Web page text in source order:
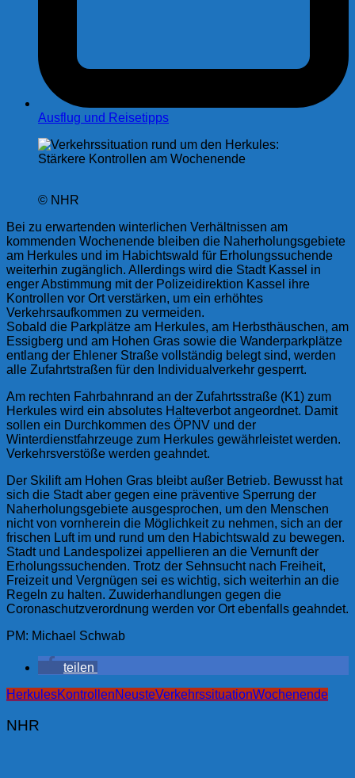
Ausflug und Reisetipps
© NHR
Bei zu erwartenden winterlichen Verhältnissen am
kommenden Wochenende bleiben die Naherholungsgebiete
am Herkules und im Habichtswald für Erholungssuchende
weiterhin zugänglich. Allerdings wird die Stadt Kassel in
enger Abstimmung mit der Polizeidirektion Kassel ihre
Kontrollen vor Ort verstärken, um ein erhöhtes
Verkehrsaufkommen zu vermeiden.
Sobald die Parkplätze am Herkules, am Herbsthäuschen, am
Essigberg und am Hohen Gras sowie die Wanderparkplätze
entlang der Ehlener Straße vollständig belegt sind, werden
alle Zufahrtstraßen für den Individualverkehr gesperrt.
Am rechten Fahrbahnrand an der Zufahrtsstraße (K1) zum
Herkules wird ein absolutes Halteverbot angeordnet. Damit
sollen ein Durchkommen des ÖPNV und der
Winterdienstfahrzeuge zum Herkules gewährleistet werden.
Verkehrsverstöße werden geahndet.
Der Skilift am Hohen Gras bleibt außer Betrieb. Bewusst hat
sich die Stadt aber gegen eine präventive Sperrung der
Naherholungsgebiete ausgesprochen, um den Menschen
nicht von vornherein die Möglichkeit zu nehmen, sich an der
frischen Luft im und rund um den Habichtswald zu bewegen.
Stadt und Landespolizei appellieren an die Vernunft der
Erholungssuchenden. Trotz der Sehnsucht nach Freiheit,
Freizeit und Vergnügen sei es wichtig, sich weiterhin an die
Regeln zu halten. Zuwiderhandlungen gegen die
Coronaschutzverordnung werden vor Ort ebenfalls geahndet.
PM: Michael Schwab
teilen
HerkulesKontrollenNeusteVerkehrssituationWochenende
NHR